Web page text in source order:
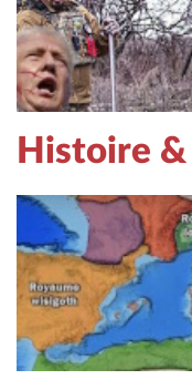
Histoire